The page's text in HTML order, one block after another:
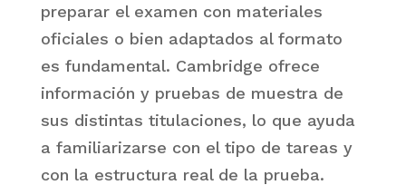
preparar el examen con materiales
oficiales o bien adaptados al formato
es fundamental. Cambridge ofrece
información y pruebas de muestra de
sus distintas titulaciones, lo que ayuda
a familiarizarse con el tipo de tareas y
con la estructura real de la prueba.